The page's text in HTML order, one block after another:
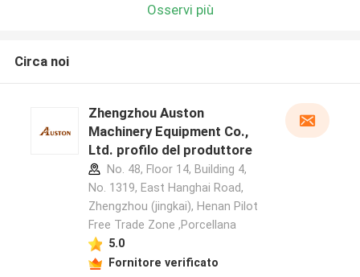
Osservi più
Circa noi
Zhengzhou Auston
Machinery Equipment Co.,
Ltd. profilo del produttore
No. 48, Floor 14, Building 4,
No. 1319, East Hanghai Road,
Zhengzhou (jingkai), Henan Pilot
Free Trade Zone ,Porcellana
5.0
Fornitore verificato